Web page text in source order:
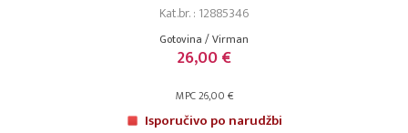
Kat.br. : 12885346
Gotovina / Virman
26,00 €
MPC 26,00 €
Isporučivo po narudžbi